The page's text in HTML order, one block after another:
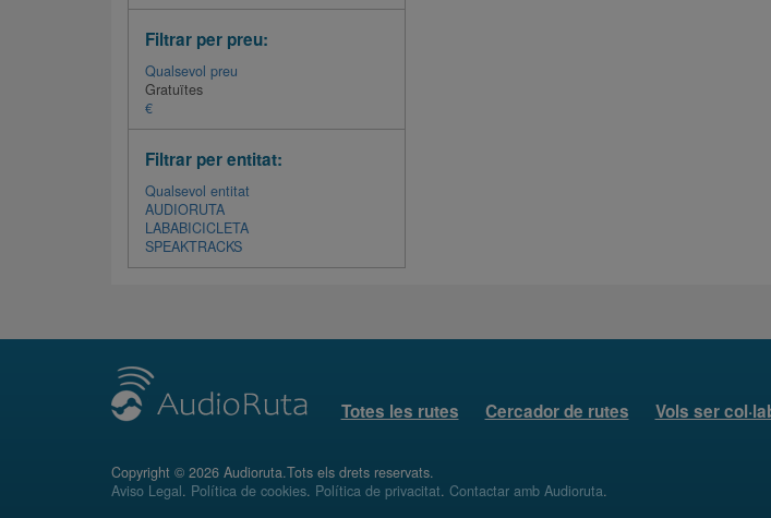
Filtrar per preu:
Qualsevol preu
Gratuïtes
€
Filtrar per entitat:
Qualsevol entitat
AUDIORUTA
LABABICICLETA
SPEAKTRACKS
Totes les rutes Cercador de rutes Vols ser
Copyright © 2026 Audioruta.Tots els drets reservats.
Aviso Legal. Política de cookies. Política de privacitat. Contactar amb Audioruta.